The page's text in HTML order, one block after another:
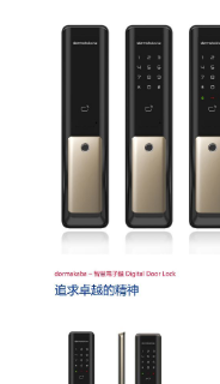
電動遮陽簾系列
監控系統系列
影視對講整合系統系列
數位看板系列